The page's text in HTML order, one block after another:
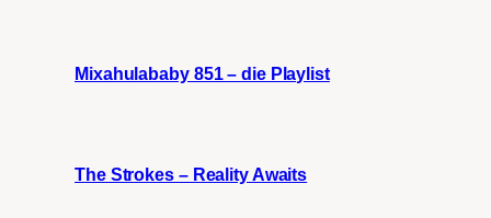
Mixahulababy 851 – die Playlist
The Strokes – Reality Awaits